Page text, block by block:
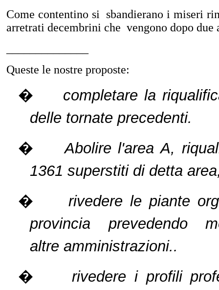
Come contentino si sbandierano i miseri
arretrati decembrini che vengono dopo due
Queste le nostre proposte:
�
completare la
delle tornate precedenti.
�
Abolire l'area A,
1361 superstiti di detta
�
rivedere le piante
provincia prevedendo
altre amministrazioni..
�
rivedere i profili